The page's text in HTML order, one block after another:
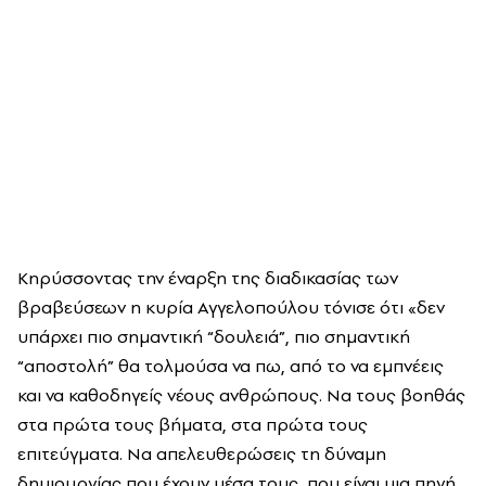
Κηρύσσοντας την έναρξη της διαδικασίας των
βραβεύσεων η κυρία Αγγελοπούλου τόνισε ότι «δεν
υπάρχει πιο σημαντική “δουλειά”, πιο σημαντική
“αποστολή” θα τολμούσα να πω, από το να εμπνέεις
και να καθοδηγείς νέους ανθρώπους. Να τους βοηθάς
στα πρώτα τους βήματα, στα πρώτα τους
επιτεύγματα. Να απελευθερώσεις τη δύναμη